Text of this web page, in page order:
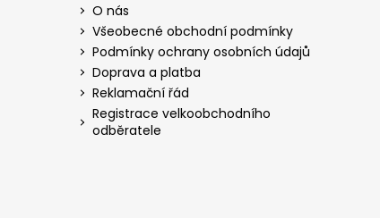
O nás
Všeobecné obchodní podmínky
Podmínky ochrany osobních údajů
Doprava a platba
Reklamační řád
Registrace velkoobchodního
odběratele